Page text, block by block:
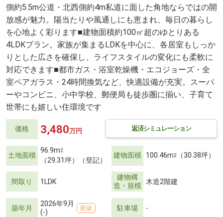
側約5.5m公道・北西側約4m私道に面した角地ならではの開
放感が魅力。陽当たりや風通しにも恵まれ、毎日の暮らし
を心地よく彩ります■建物面積約100㎡超のゆとりある
4LDKプラン。家族が集まるLDKを中心に、各居室もしっか
りとした広さを確保し、ライフスタイルの変化にも柔軟に
対応できます■都市ガス・浴室乾燥機・エコジョーズ・全
室ペアガラス・24時間換気など、快適設備が充実。スーパ
ーやコンビニ、小中学校、郵便局も徒歩圏に揃い、子育て
世帯にも嬉しい住環境です
価格 返済シミュレーション
3,480万円
土地面積
96.9m2
（29.31坪）（登記）
建物面積 100.46m2 （30.38坪）
間取り 1LDK
建物構
造・規模 木造2階建
築年月
2026年9月
(-)
新築 駐車場 -